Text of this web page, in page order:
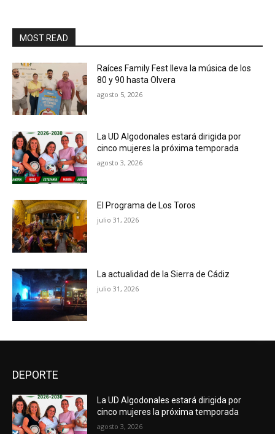
MOST READ
Raíces Family Fest lleva la música de los
80 y 90 hasta Olvera
agosto 5, 2026
La UD Algodonales estará dirigida por
cinco mujeres la próxima temporada
agosto 3, 2026
El Programa de Los Toros
julio 31, 2026
La actualidad de la Sierra de Cádiz
julio 31, 2026
DEPORTE
La UD Algodonales estará dirigida por
cinco mujeres la próxima temporada
agosto 3, 2026